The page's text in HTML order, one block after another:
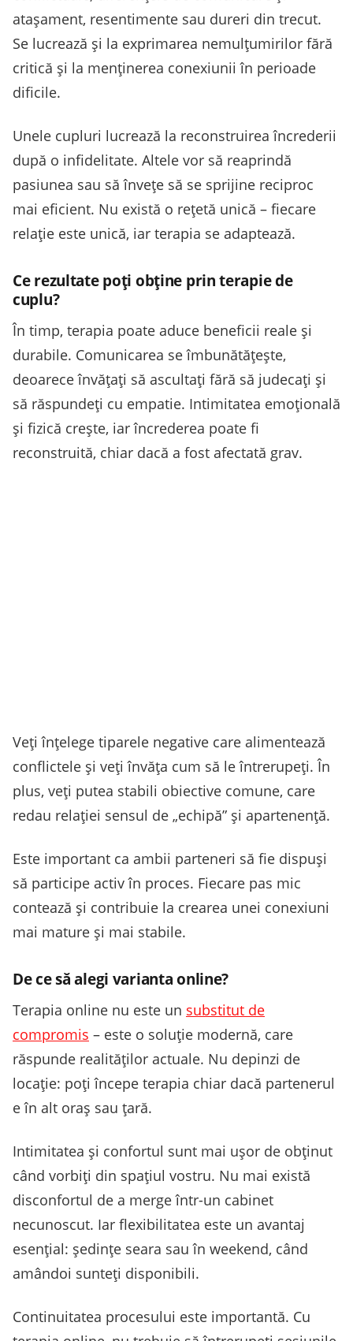
atașament, resentimente sau dureri din trecut.
Se lucrează și la exprimarea nemulțumirilor fără
critică și la menținerea conexiunii în perioade
dificile.
Unele cupluri lucrează la reconstruirea încrederii
după o infidelitate. Altele vor să reaprindă
pasiunea sau să învețe să se sprijine reciproc
mai eficient. Nu există o rețetă unică – fiecare
relație este unică, iar terapia se adaptează.
Ce rezultate poți obține prin terapie de
cuplu?
În timp, terapia poate aduce beneficii reale și
durabile. Comunicarea se îmbunătățește,
deoarece învățați să ascultați fără să judecați și
să răspundeți cu empatie. Intimitatea emoțională
și fizică crește, iar încrederea poate fi
reconstruită, chiar dacă a fost afectată grav.
Veți înțelege tiparele negative care alimentează
conflictele și veți învăța cum să le întrerupeți. În
plus, veți putea stabili obiective comune, care
redau relației sensul de „echipă” și apartenență.
Este important ca ambii parteneri să fie dispuși
să participe activ în proces. Fiecare pas mic
contează și contribuie la crearea unei conexiuni
mai mature și mai stabile.
De ce să alegi varianta online?
Terapia online nu este un substitut de
compromis – este o soluție modernă, care
răspunde realităților actuale. Nu depinzi de
locație: poți începe terapia chiar dacă partenerul
e în alt oraș sau țară.
Intimitatea și confortul sunt mai ușor de obținut
când vorbiți din spațiul vostru. Nu mai există
disconfortul de a merge într-un cabinet
necunoscut. Iar flexibilitatea este un avantaj
esențial: ședințe seara sau în weekend, când
amândoi sunteți disponibili.
Continuitatea procesului este importantă. Cu